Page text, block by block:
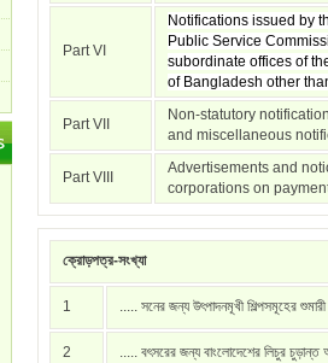
Part VI
Notifications issued by
Public Service
subordinate offices of
of Bangladesh other
Part VII
Non-statutory
and miscellaneous
Part VIII
Advertisements and
corporations on
ক্রোড়পত্র-সংখ্যা
1 ..... সনের জন্য উৎপাদনমূখী শিল্পসমূহের
2 ..... বৎসরের জন্য বাংলোদেশের লিচুর চুড়ান্ত